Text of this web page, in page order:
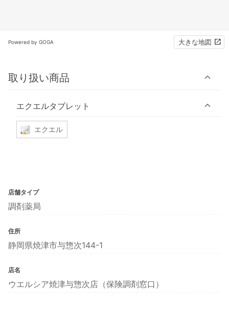
Powered by GOGA 大きな地図
取り扱い商品
エクエルタブレット
エクエル
店舗タイプ
調剤薬局
住所
静岡県焼津市与惣次144-1
店名
ウエルシア焼津与惣次店（保険調剤窓口）